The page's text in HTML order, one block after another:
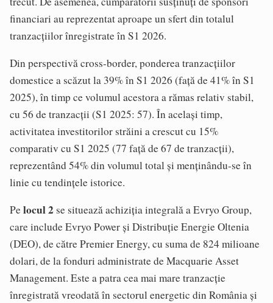
financiari au reprezentat aproape un sfert din totalul
tranzacţiilor înregistrate în S1 2026.
Din perspectivă cross-border, ponderea tranzacţiilor
domestice a scăzut la 39% în S1 2026 (faţă de 41% în S1
2025), în timp ce volumul acestora a rămas relativ stabil,
cu 56 de tranzacţii (S1 2025: 57). În acelaşi timp,
activitatea investitorilor străini a crescut cu 15%
comparativ cu S1 2025 (77 faţă de 67 de tranzacţii),
reprezentând 54% din volumul total şi menţinându-se în
linie cu tendinţele istorice.
Pelocul 2 se situează achiziţia integrală a Evryo Group,
care include Evryo Power şi Distribuţie Energie Oltenia
(DEO), de către Premier Energy, cu suma de 824 milioane
dolari, de la fonduri administrate de Macquarie Asset
Management. Este a patra cea mai mare tranzacţie
înregistrată vreodată în sectorul energetic din România şi